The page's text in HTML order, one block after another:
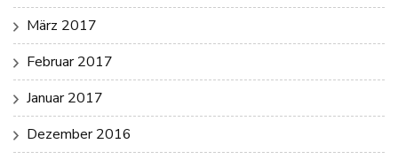
März 2017
Februar 2017
Januar 2017
Dezember 2016